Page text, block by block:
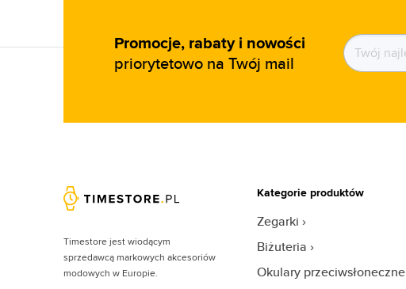
Promocje, rabaty i nowości
priorytetowo na Twój mail
Timestore jest wiodącym
sprzedawcą markowych akcesoriów
modowych w Europie.
Kategorie produktów
Zegarki
Biżuteria
Okulary przeciwsłoneczne